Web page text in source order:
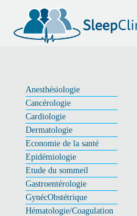
Anesthésiologie
Cancérologie
Cardiologie
Dermatologie
Economie de la santé
Epidémiologie
Etude du sommeil
Gastroentérologie
GynécObstétrique
Hématologie/Coagulation